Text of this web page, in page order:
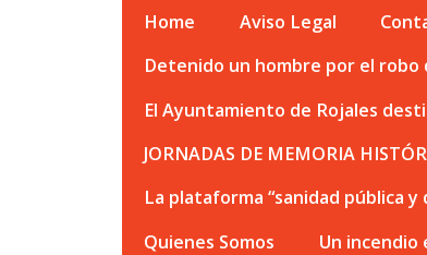
Home Aviso Legal
Detenido un hombre por el
El Ayuntamiento de Rojales
JORNADAS DE MEMORIA
La plataforma “sanidad pública
Quienes Somos
Un